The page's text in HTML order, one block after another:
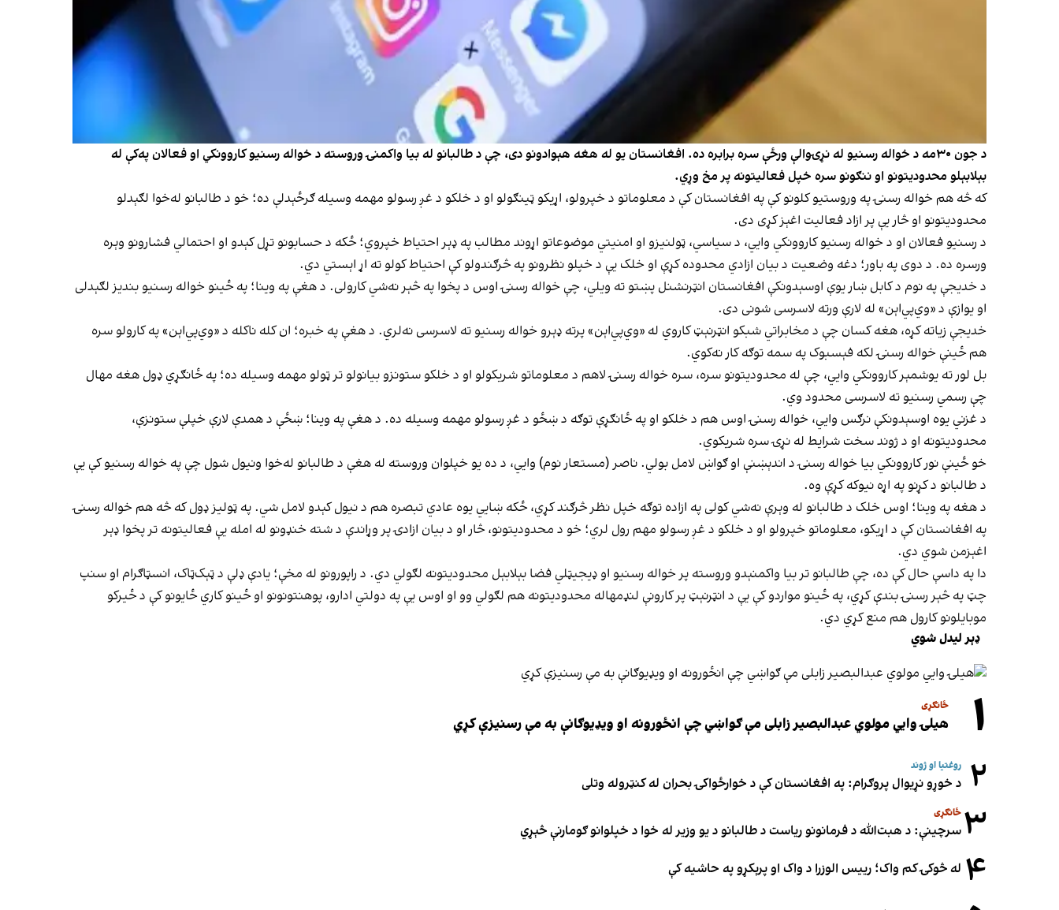
د جون ۳۰مه د خواله رسنیو له نړۍوالې ورځې سره برابره ده. افغانستان یو له هغه هېوادونو دی، چې د طالبانو له بیا واکمنۍ وروسته د خواله رسنیو کاروونکي او فعالان په‌کې له
بېلابېلو محدودیتونو او ننګونو سره خپل فعالیتونه پر مخ وړي.
که څه هم خواله رسنۍ په وروستیو کلونو کې په افغانستان کې د معلوماتو د خپرولو، اړیکو ټینګولو او د خلکو د غږ رسولو مهمه وسیله ګرځېدلې ده؛ خو د طالبانو له‌خوا لګېدلو
محدودیتونو او څار یې پر ازاد فعالیت اغېز کړی دی.
د رسنیو فعالان او د خواله رسنیو کاروونکي وایي، د سیاسي، ټولنیزو او امنیتي موضوعاتو اړوند مطالب په ډېر احتیاط خپروي؛ ځکه د حسابونو تړل کېدو او احتمالي فشارونو وېره
ورسره ده. د دوی په باور؛ دغه وضعیت د بیان ازادي محدوده کړې او خلک یې د خپلو نظرونو په څرګندولو کې احتیاط کولو ته اړ اېستي دي.
د خدیجې په نوم د کابل ښار یوې اوسېدونکې افغانستان انټرنشنل پښتو ته ویلي، چې خواله رسنۍ اوس د پخوا په څېر نه‌شي کارولی. د هغې په وینا؛ په ځینو خواله رسنیو بندیز لګېدلی
او یوازې د «وي‌پي‌اېن» له لارې ورته لاسرسی شونی دی.
خدیجې زیاته کړه، هغه کسان چې د مخابراتي شبکو انټرنېټ کاروي له «وي‌پي‌اېن» پرته ډېرو خواله رسنیو ته لاسرسی نه‌لري. د هغې په خبره؛ ان کله ناکله د «وي‌پي‌اېن» په کارولو سره
هم ځینې خواله رسنۍ لکه فېسبوک په سمه توګه کار نه‌کوي.
بل لور ته یوشمېر کاروونکي وایي، چې له محدودیتونو سره، سره خواله رسنۍ لاهم د معلوماتو شریکولو او د خلکو ستونزو بیانولو تر ټولو مهمه وسیله ده؛ په ځانګړي ډول هغه مهال
چې رسمي رسنیو ته لاسرسی محدود وي.
د غزني یوه اوسېدونکې نرګس وایي، خواله رسنۍ اوس هم د خلکو او په ځانګړې توګه د ښځو د غږ رسولو مهمه وسیله ده. د هغې په وینا؛ ښځې د همدې لارې خپلې ستونزې،
محدودیتونه او د ژوند سخت شرایط له نړۍ سره شریکوي.
خو ځینې نور کاروونکي بیا خواله رسنۍ د اندېښنې او ګواښ لامل بولي. ناصر (مستعار نوم) وایي، د ده یو خپلوان وروسته له هغې د طالبانو له‌خوا ونیول شول چې په خواله رسنیو کې یې
د طالبانو د کړنو په اړه نیوکه کړې وه.
د هغه په وینا؛ اوس خلک د طالبانو له وېرې نه‌شي کولی په ازاده توګه خپل نظر څرګند کړي، ځکه ښایي یوه عادي تبصره هم د نیول کېدو لامل شي. په ټولیز ډول که څه هم خواله رسنۍ
په افغانستان کې د اړیکو، معلوماتو خپرولو او د خلکو د غږ رسولو مهم رول لري؛ خو د محدودیتونو، څار او د بیان ازادۍ پر وړاندې د شته خنډونو له امله یې فعالیتونه تر پخوا ډېر
اغېزمن شوي دي.
دا په داسې حال کې ده، چې طالبانو تر بیا واکمنېدو وروسته پر خواله رسنیو او ډیجیټلي فضا بېلابېل محدودیتونه لګولي دي. د راپورونو له مخې؛ یادې ډلې د ټېک‌ټاک، انسټاګرام او سنپ
چټ په څېر رسنۍ بندې کړي، په ځینو مواردو کې یې د انټرنېټ پر کارونې لنډمهاله محدودیتونه هم لګولي وو او اوس یې په دولتي ادارو، پوهنتونونو او ځینو کاري ځایونو کې د ځیرکو
موبایلونو کارول هم منع کړي دي.
ډېر لیدل شوي
۱ ځانګړی
هیلۍ وایي مولوي عبدالبصیر زابلی مې ګواښي چې انځورونه او ویډیوګانې به مې رسنیزې کړي
۲ روغتیا او ژوند
د خوړو نړیوال پروګرام: په افغانستان کې د خوارځواکۍ بحران له کنټروله وتلی
۳ ځانګړی
سرچینې: د هبت‌الله د فرمانونو ریاست د طالبانو د یو وزیر له خوا د خپلوانو ګومارنې څېړي
۴ له څوکۍ کم واک؛ رییس الوزرا د واک او پرېکړو په حاشیه کې